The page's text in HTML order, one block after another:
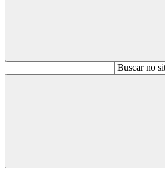
BuscarBuscar no
Buscar